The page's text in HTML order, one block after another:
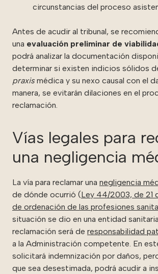
circunstancias del proceso
Antes de acudir al tribunal, se
una evaluación preliminar de
podrá analizar la documentación
determinar si existen indicios sólidos
praxismédica y su nexo causal con el
manera, se evitarán dilaciones en el
reclamación.
Vías legales para
una negligencia
La vía para reclamar una negligencia
de dónde ocurrió (Ley 44/2003, de 21
de ordenación de las profesiones
situación se dio en una entidad
reclamación será de responsabilidad
a la Administración competente. En
solicitará indemnización por daños,
que sea desestimada, podrá acudir a